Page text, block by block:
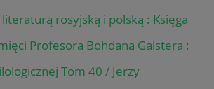
rosyjską i polską : Księga
Profesora Bohdana Galstera :
Tom 40 / Jerzy